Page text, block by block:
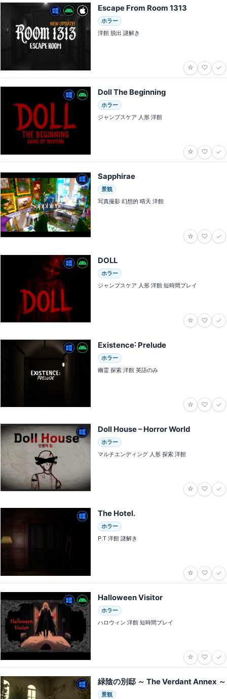
Escape From Room 1313
ホラー
洋館 脱出 謎解き
☆ ♡ ✓
Doll The Beginning
ホラー
ジャンプスケア 人形 洋館
☆ ♡ ✓
Sapphirae
景観
写真撮影 幻想的 晴天 洋館
☆ ♡ ✓
DOLL
ホラー
ジャンプスケア 人形 洋館 短時間プレイ
☆ ♡ ✓
Existence˸ Prelude
ホラー
幽霊 探索 洋館 英語のみ
☆ ♡ ✓
Doll House – Horror World
ホラー
マルチエンディング 人形 探索 洋館
☆ ♡ ✓
The Hotel․
ホラー
P.T 洋館 謎解き
☆ ♡ ✓
Halloween Visitor
ホラー
ハロウィン 洋館 短時間プレイ
☆ ♡ ✓
緑陰の別邸 ～ The Verdant Annex ～
景観